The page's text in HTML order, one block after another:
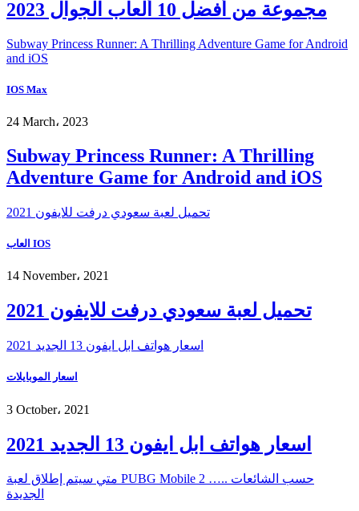
مجموعة من أفضل 10 ألعاب الجوال 2023
Subway Princess Runner: A Thrilling Adventure Game for Android
and iOS
IOS Max
24 March، 2023
Subway Princess Runner: A Thrilling
Adventure Game for Android and iOS
تحميل لعبة سعودي درفت للايفون 2021
العاب IOS
14 November، 2021
تحميل لعبة سعودي درفت للايفون 2021
اسعار هواتف ابل ايفون 13 الجديد 2021
اسعار الموبايلات
3 October، 2021
اسعار هواتف ابل ايفون 13 الجديد 2021
متي سيتم إطلاق لعبة PUBG Mobile 2 ….. حسب الشائعات
الجديدة